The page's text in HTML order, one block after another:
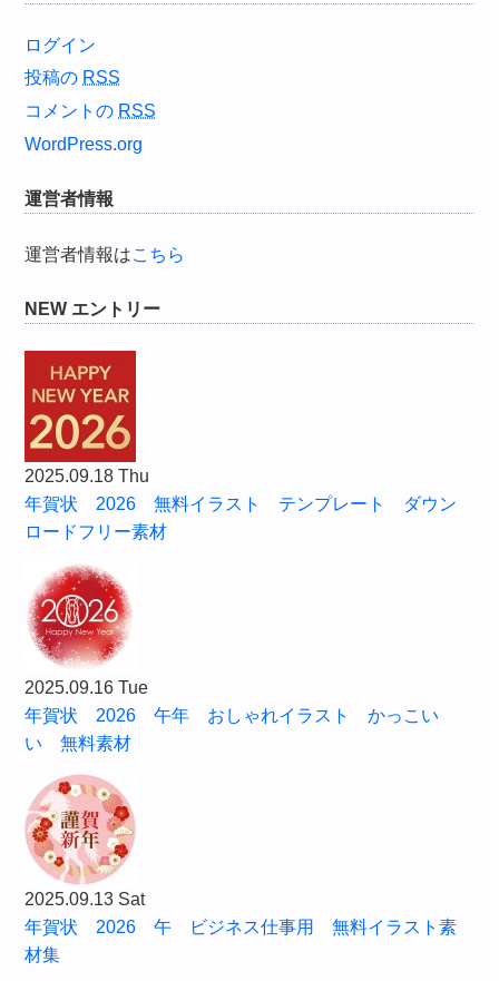
ログイン
投稿の RSS
コメントの RSS
WordPress.org
運営者情報
運営者情報はこちら
NEW エントリー
2025.09.18 Thu
年賀状 2026 無料イラスト テンプレート ダウン
ロードフリー素材
2025.09.16 Tue
年賀状 2026 午年 おしゃれイラスト かっこい
い 無料素材
2025.09.13 Sat
年賀状 2026 午 ビジネス仕事用 無料イラスト素
材集